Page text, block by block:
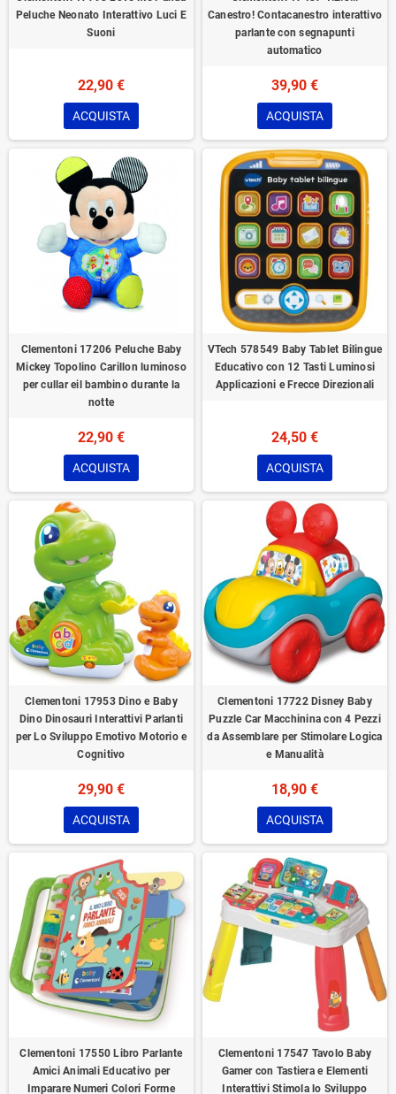
Peluche Neonato Interattivo Luci E
Suoni
22,90 €
ACQUISTA
Canestro! Contacanestro interattivo
parlante con segnapunti
automatico
39,90 €
ACQUISTA
Clementoni 17206 Peluche Baby
Mickey Topolino Carillon luminoso
per cullar eil bambino durante la
notte
22,90 €
ACQUISTA
VTech 578549 Baby Tablet Bilingue
Educativo con 12 Tasti Luminosi
Applicazioni e Frecce Direzionali
24,50 €
ACQUISTA
Clementoni 17953 Dino e Baby
Dino Dinosauri Interattivi Parlanti
per Lo Sviluppo Emotivo Motorio e
Cognitivo
29,90 €
ACQUISTA
Clementoni 17722 Disney Baby
Puzzle Car Macchinina con 4 Pezzi
da Assemblare per Stimolare Logica
e Manualità
18,90 €
ACQUISTA
Clementoni 17550 Libro Parlante
Amici Animali Educativo per
Imparare Numeri Colori Forme
Clementoni 17547 Tavolo Baby
Gamer con Tastiera e Elementi
Interattivi Stimola lo Sviluppo